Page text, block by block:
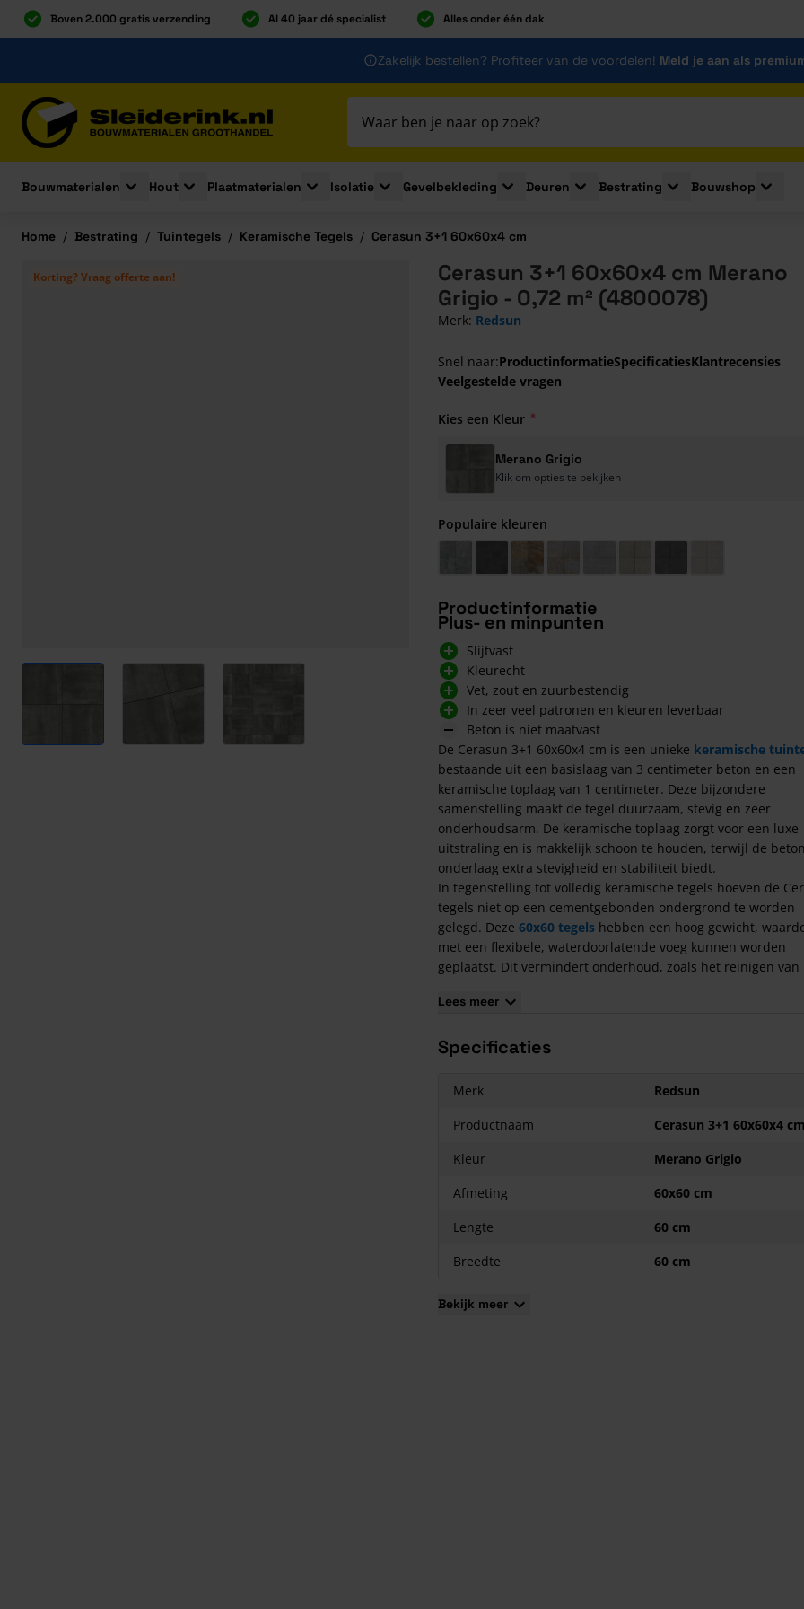
Boven 2.000 gratis verzending Al 40 jaar dé specialist Alles onder één dak
Zakelijk bestellen? Profiteer van de voordelen! Meld je aan als
Bouwmaterialen
Toggle submenu for Bouwmaterialen
Hout
Toggle submenu for Hout
Plaatmaterialen
Toggle submenu for Plaatmaterialen
Isolatie
Toggle submenu for Isolatie
Gevelbekleding
Toggle submenu for Gevelbekleding
Deuren
Toggle submenu for Deuren
Bestrating
Toggle submenu for
Bouwshop
Home / Bestrating / Tuintegels / Keramische Tegels / Cerasun 3+1 60x60x4 cm
Korting? Vraag offerte aan!
Cerasun 3+1 60x60x4 cm Merano
Grigio - 0,72 m² (4800078)
Merk: Redsun
Snel naar:ProductinformatieSpecificatiesKlantrecensies
Veelgestelde vragen
Kies een Kleur
Merano Grigio
Klik om opties te bekijken
Populaire kleuren
Productinformatie
Plus- en minpunten
Slijtvast
Kleurecht
Vet, zout en zuurbestendig
In zeer veel patronen en kleuren leverbaar
Beton is niet maatvast
De Cerasun 3+1 60x60x4 cm is een unieke keramische
bestaande uit een basislaag van 3 centimeter beton en een
keramische toplaag van 1 centimeter. Deze bijzondere
samenstelling maakt de tegel duurzaam, stevig en zeer
onderhoudsarm. De keramische toplaag zorgt voor een luxe
uitstraling en is makkelijk schoon te houden, terwijl de
onderlaag extra stevigheid en stabiliteit biedt.
In tegenstelling tot volledig keramische tegels hoeven de
tegels niet op een cementgebonden ondergrond te worden
gelegd. Deze 60x60 tegels hebben een hoog gewicht,
met een flexibele, waterdoorlatende voeg kunnen worden
geplaatst. Dit vermindert onderhoud, zoals het reinigen van
Cerasun tegels geleverd met 2 mm afstandhouders om
verschillende afmetingen, zoals 30x60 cm, 40x80 cm, 60x60
Zorg er bij het bestellen van deze
keramische tegels met
verband met breuk -en snijverlies.
Kenmerken van de Cerasun 60x60x4 tegels
Unieke combinatie van beton en keramiek;
Voorzien van afstandhouders;
Leverbaar in vele kleuren.
Lees meer
Specificaties
Merk
Redsun
Productnaam
Cerasun 3+1 60x60x4 cm
Kleur
Merano Grigio
Afmeting
60x60 cm
Lengte
60 cm
Breedte
60 cm
Bekijk meer